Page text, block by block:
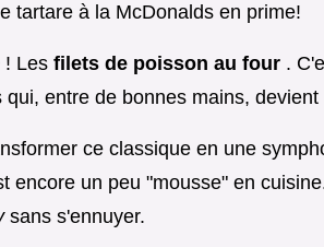
tartare à la McDonalds en prime!
! Les filets de poisson au four .
qui, entre de bonnes mains,
ce classique en une
encore un peu "mousse" en
sans s'ennuyer.